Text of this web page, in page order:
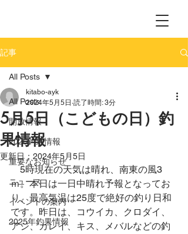
記事
All Posts
開放情報
2026釣果情報
重要なお知らせ
ニュース
イベントの案内
2025年釣果情報
All Posts
5月5日（こどもの日）釣
果情報
kitabo-ayk
2024年5月5日 読了時間: 3分
更新日： 2024年5月5日
5時現在の天気は晴れ、南東の風3
ｍ。本日は一日中晴れ予報となってお
り、最高気温は25度で絶好の釣り日和
です。昨日は、コウイカ、クロダイ、
アジ、カレイ、キス、メバルなどの釣